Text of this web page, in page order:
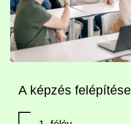
A képzés felépítése